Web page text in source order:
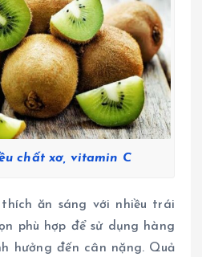
chất xơ, vitamin C
ăn sáng với nhiều trái
phù hợp để sử dụng hàng
hưởng đến cân nặng. Quả